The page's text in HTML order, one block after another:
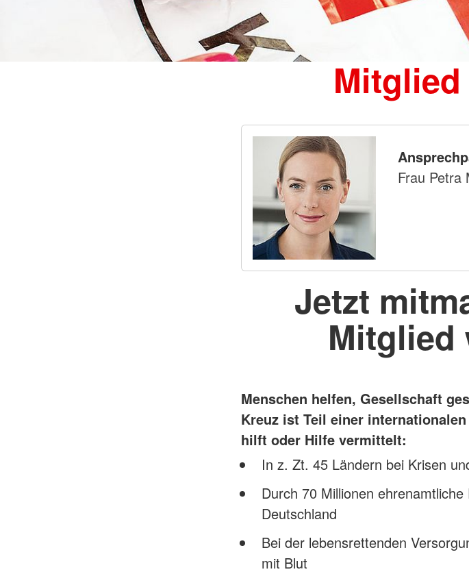
Frau Petra
Jetzt
Mitglied
Menschen helfen, Gesellschaft
Kreuz ist Teil einer
hilft oder Hilfe vermittelt:
In z. Zt. 45 Ländern bei Krisen
Durch 70 Millionen
Deutschland
Bei der lebensrettenden
mit Blut